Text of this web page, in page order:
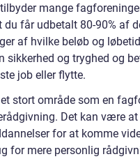
mange
du får udbetalt 80-90% af
af hvilke beløb og
sikkerhed og tryghed og
job eller flytte.
stort område som en
Det kan være
for at komme
for mere personlig